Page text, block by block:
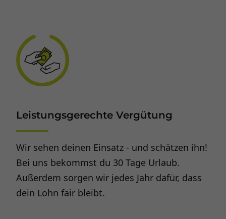
Leistungsgerechte Vergütung
Wir sehen deinen Einsatz - und schätzen ihn!
Bei uns bekommst du 30 Tage Urlaub.
Außerdem sorgen wir jedes Jahr dafür, dass
dein Lohn fair bleibt.